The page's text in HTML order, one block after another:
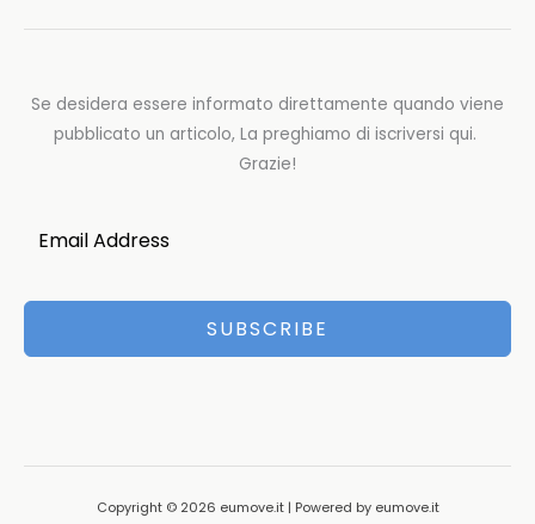
Se desidera essere informato direttamente quando viene
pubblicato un articolo, La preghiamo di iscriversi qui.
Grazie!
SUBSCRIBE
Copyright © 2026 eumove.it | Powered by eumove.it